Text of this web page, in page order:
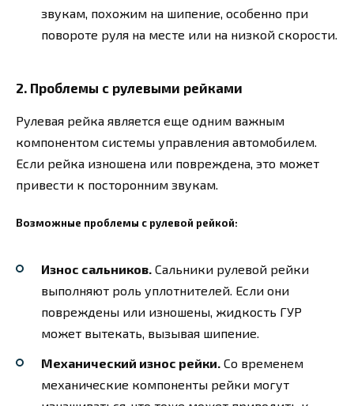
звукам, похожим на шипение, особенно при
повороте руля на месте или на низкой скорости.
2. Проблемы с рулевыми рейками
Рулевая рейка является еще одним важным
компонентом системы управления автомобилем.
Если рейка изношена или повреждена, это может
привести к посторонним звукам.
Возможные проблемы с рулевой рейкой:
Износ сальников. Сальники рулевой рейки
выполняют роль уплотнителей. Если они
повреждены или изношены, жидкость ГУР
может вытекать, вызывая шипение.
Механический износ рейки. Со временем
механические компоненты рейки могут